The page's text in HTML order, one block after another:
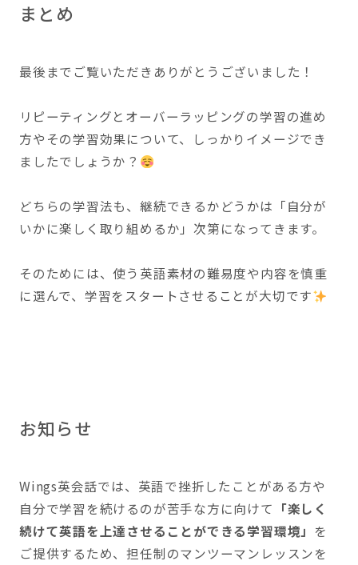
まとめ
最後までご覧いただきありがとうございました！
リピーティングとオーバーラッピングの学習の進め
方やその学習効果について、しっかりイメージでき
ましたでしょうか？
どちらの学習法も、継続できるかどうかは「自分が
いかに楽しく取り組めるか」次第になってきます。
そのためには、使う英語素材の難易度や内容を慎重
に選んで、学習をスタートさせることが大切です
お知らせ
Wings英会話では、英語で挫折したことがある方や
自分で学習を続けるのが苦手な方に向けて 「楽しく
続けて英語を上達させることができる学習環境」 を
ご提供するため、担任制のマンツーマンレッスンを